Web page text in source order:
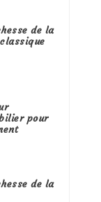
de la
pour
de la